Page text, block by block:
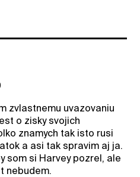
zvlastnemu uvazovaniu
o zisky svojich
znamych tak isto rusi
a asi tak spravim aj ja.
som si Harvey pozrel, ale
nebudem.